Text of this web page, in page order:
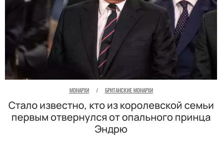
МОНАРХИ / БРИТАНСКИЕ МОНАРХИ
Стало известно, кто из королевской семьи
первым отвернулся от опального принца
Эндрю